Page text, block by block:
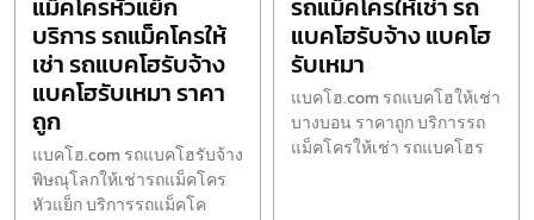
แม็คโครหัวแย็ก
บริการ รถแม็คโครให้
เช่า รถแบคโฮรับจ้าง
แบคโฮรับเหมา ราคา
ถูก
แบคโฮ.com รถแบคโฮรับจ้าง
พิษณุโลกให้เช่ารถแม็คโคร
หัวแย็ก บริการรถแม็คโค
รถแม็คโครให้เช่า รถ
แบคโฮรับจ้าง แบคโฮ
รับเหมา
แบคโฮ.com รถแบคโฮให้เช่า
บางบอน ราคาถูก บริการรถ
แม็คโครให้เช่า รถแบคโฮร